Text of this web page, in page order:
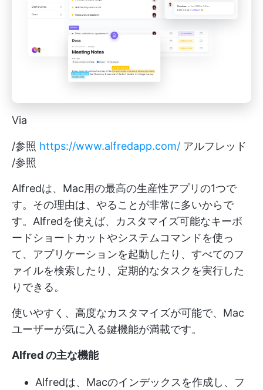
Via
/参照 https://www.alfredapp.com/ アルフレッド
/参照
Alfredは、Mac用の最高の生産性アプリの1つで
す。その理由は、やることが非常に多いからで
す。Alfredを使えば、カスタマイズ可能なキーボ
ードショートカットやシステムコマンドを使っ
て、アプリケーションを起動したり、すべてのフ
ァイルを検索したり、定期的なタスクを実行した
りできる。
使いやすく、高度なカスタマイズが可能で、Mac
ユーザーが気に入る鍵機能が満載です。
Alfred の主な機能
Alfredは、Macのインデックスを作成し、フ